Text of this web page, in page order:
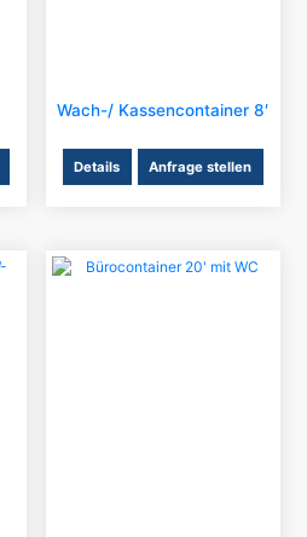
Wach-/ Kassencontainer 8′
Details Anfrage stellen